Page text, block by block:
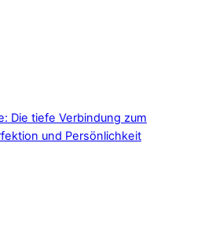
Die tiefe Verbindung zum
und Persönlichkeit